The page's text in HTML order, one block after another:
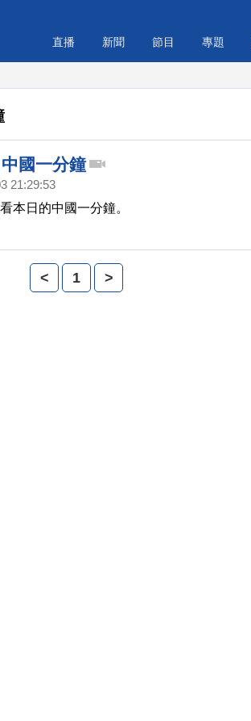
直播 新聞 節目 專題
國一分鐘
21:29:53
本日的中國一分鐘。
< 1 >